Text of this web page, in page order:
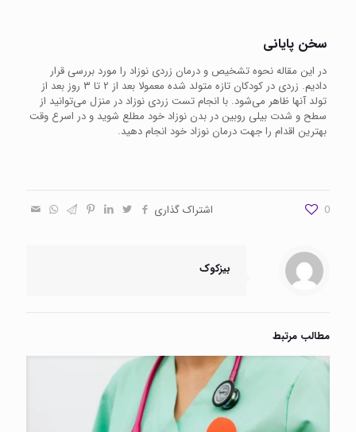
سخن پایانی
در این مقاله نحوه تشخیص و درمان زردی نوزاد را مورد بررسی قرار
دادیم. زردی در کودکان تازه متولد شده معمولا بعد از ۲ تا ۳ روز بعد از
تولد آنها ظاهر می‌شود. با انجام تست زردی نوزاد در منزل می‌توانید از
سطح و شدت بیلی روبین در بدن نوزاد خود مطلع شوید و در اسرع وقت
بهترین اقدام را جهت درمان نوزاد خود انجام دهید.
اشتراک گذاری 0
بیزکوک
مطالب مرتبط